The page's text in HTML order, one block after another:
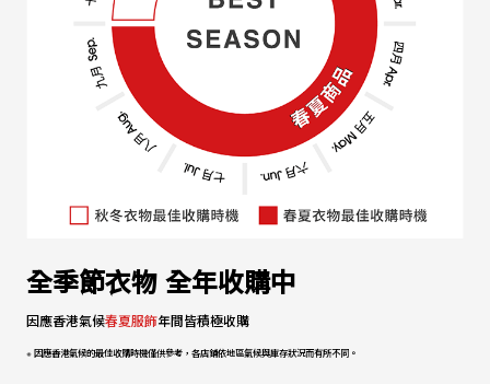
全季節衣物 全年收購中
因應香港氣候春夏服飾年間皆積極收購
※ 因應香港氣候的最佳收購時機僅供參考，各店鋪依地區氣候與庫存狀況而有所不同。